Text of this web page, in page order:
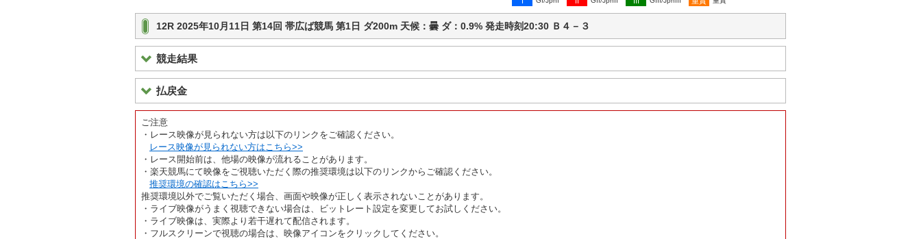
12R 2025年10月11日 第14回 帯広ば競馬 第1日 ダ200m 天候：曇 ダ：0.9% 発走時刻20:30 Ｂ４－３
競走結果
払戻金
ご注意
・レース映像が見られない方は以下のリンクをご確認ください。
レース映像が見られない方はこちら>>
・レース開始前は、他場の映像が流れることがあります。
・楽天競馬にて映像をご視聴いただく際の推奨環境は以下のリンクからご確認ください。
推奨環境の確認はこちら>>
推奨環境以外でご覧いただく場合、画面や映像が正しく表示されないことがあります。
・ライブ映像がうまく視聴できない場合は、ビットレート設定を変更してお試しください。
・ライブ映像は、実際より若干遅れて配信されます。
・フルスクリーンで視聴の場合は、映像アイコンをクリックしてください。